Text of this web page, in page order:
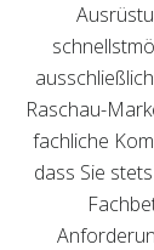
Raschau-
fachliche
dass Sie